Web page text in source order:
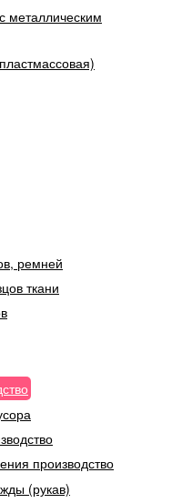
металлическим
ремней
ткани
производство
(рукав)